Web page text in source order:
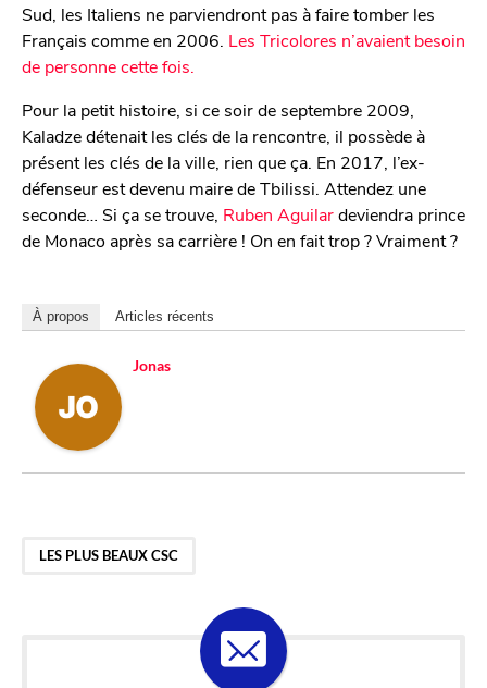
Sud, les Italiens ne parviendront pas à faire tomber les
Français comme en 2006. Les Tricolores n’avaient besoin
de personne cette fois.
Pour la petit histoire, si ce soir de septembre 2009,
Kaladze détenait les clés de la rencontre, il possède à
présent les clés de la ville, rien que ça. En 2017, l’ex-
défenseur est devenu maire de Tbilissi. Attendez une
seconde… Si ça se trouve, Ruben Aguilardeviendra prince
de Monaco après sa carrière ! On en fait trop ? Vraiment ?
À propos Articles récents
Jonas
LES PLUS BEAUX CSC